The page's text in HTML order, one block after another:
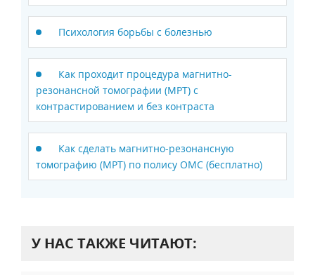
Психология борьбы с болезнью
Как проходит процедура магнитно-
резонансной томографии (МРТ) с
контрастированием и без контраста
Как сделать магнитно-резонансную
томографию (МРТ) по полису ОМС (бесплатно)
У НАС ТАКЖЕ ЧИТАЮТ: